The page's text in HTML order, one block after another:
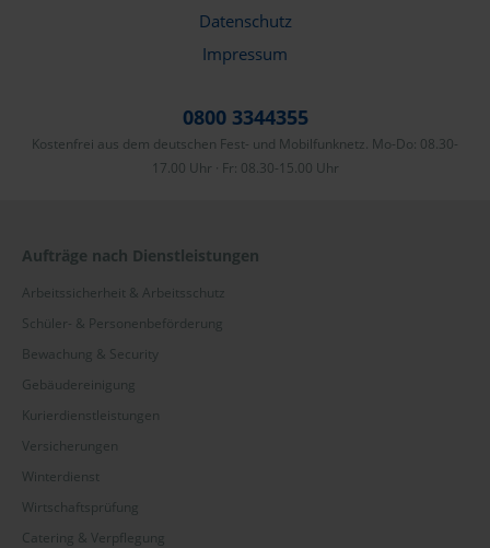
Datenschutz
Impressum
0800 3344355
Kostenfrei aus dem deutschen Fest- und Mobilfunknetz. Mo-Do: 08.30-
17.00 Uhr · Fr: 08.30-15.00 Uhr
Aufträge nach Dienstleistungen
Arbeitssicherheit & Arbeitsschutz
Schüler- & Personenbeförderung
Bewachung & Security
Gebäudereinigung
Kurierdienstleistungen
Versicherungen
Winterdienst
Wirtschaftsprüfung
Catering & Verpflegung